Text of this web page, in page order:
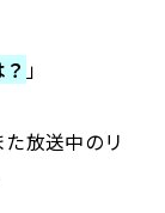
」
放送中のリ